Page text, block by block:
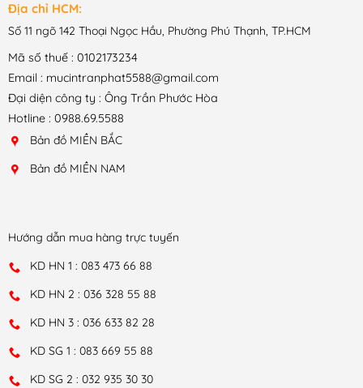
Địa chỉ HCM:
Số 11 ngõ 142 Thoại Ngọc Hầu, Phường Phú Thạnh, TP.HCM
Mã số thuế : 0102173234
Email : mucintranphat5588@gmail.com
Đại diện công ty : Ông Trần Phước Hòa
Hotline : 0988.69.5588
Bản đồ MIỀN BẮC
Bản đồ MIỀN NAM
Hướng dẫn mua hàng trực tuyến
KD HN 1 : 083 473 66 88
KD HN 2 : 036 328 55 88
KD HN 3 : 036 633 82 28
KD SG 1 : 083 669 55 88
KD SG 2 : 032 935 30 30